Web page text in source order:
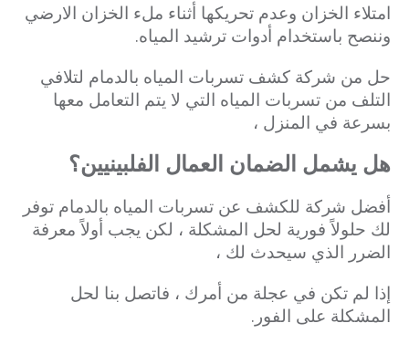
امتلاء الخزان وعدم تحريكها أثناء ملء الخزان الارضي
وننصح باستخدام أدوات ترشيد المياه.
حل من شركة كشف تسربات المياه بالدمام لتلافي
التلف من تسربات المياه التي لا يتم التعامل معها
بسرعة في المنزل ،
هل يشمل الضمان العمال الفلبينيين؟
أفضل شركة للكشف عن تسربات المياه بالدمام توفر
لك حلولاً فورية لحل المشكلة ، لكن يجب أولاً معرفة
الضرر الذي سيحدث لك ،
إذا لم تكن في عجلة من أمرك ، فاتصل بنا لحل
المشكلة على الفور.